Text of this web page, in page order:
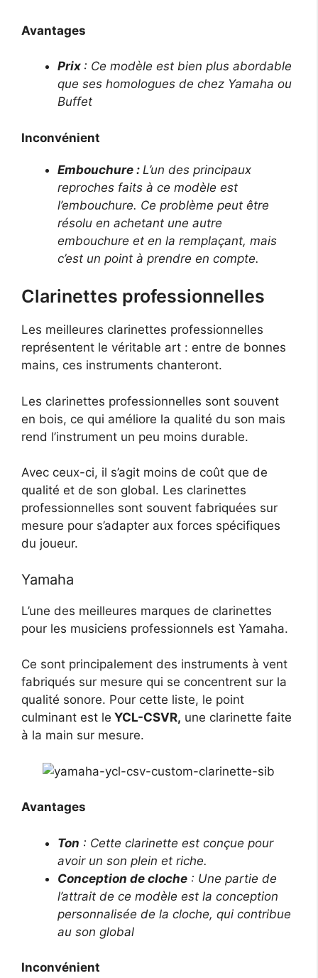
Avantages
Prix : Ce modèle est bien plus abordable
que ses homologues de chez Yamaha ou
Buffet
Inconvénient
Embouchure : L’un des principaux
reproches faits à ce modèle est
l’embouchure. Ce problème peut être
résolu en achetant une autre
embouchure et en la remplaçant, mais
c’est un point à prendre en compte.
Clarinettes professionnelles
Les meilleures clarinettes professionnelles
représentent le véritable art : entre de bonnes
mains, ces instruments chanteront.
Les clarinettes professionnelles sont souvent
en bois, ce qui améliore la qualité du son mais
rend l’instrument un peu moins durable.
Avec ceux-ci, il s’agit moins de coût que de
qualité et de son global. Les clarinettes
professionnelles sont souvent fabriquées sur
mesure pour s’adapter aux forces spécifiques
du joueur.
Yamaha
L’une des meilleures marques de clarinettes
pour les musiciens professionnels est Yamaha.
Ce sont principalement des instruments à vent
fabriqués sur mesure qui se concentrent sur la
qualité sonore. Pour cette liste, le point
culminant est le YCL-CSVR, une clarinette faite
à la main sur mesure.
Avantages
Ton : Cette clarinette est conçue pour
avoir un son plein et riche.
Conception de cloche : Une partie de
l’attrait de ce modèle est la conception
personnalisée de la cloche, qui contribue
au son global
Inconvénient